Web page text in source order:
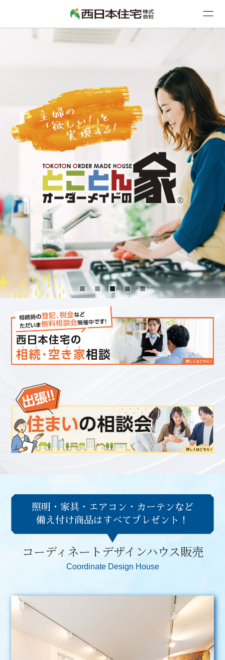
照明・家具・エアコン・カーテンなど
備え付け商品はすべてプレゼント！
コーディネートデザインハウス販売
Coordinate Design House